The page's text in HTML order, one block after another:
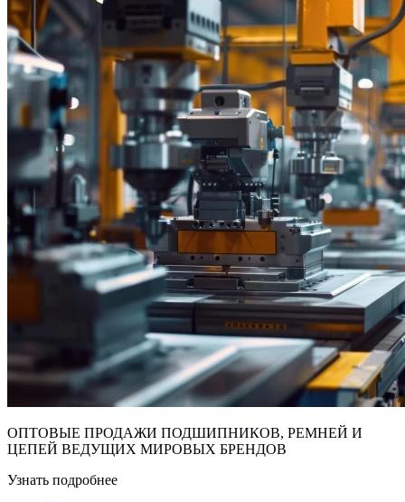
ОПТОВЫЕ ПРОДАЖИ ПОДШИПНИКОВ, РЕМНЕЙ И
ЦЕПЕЙ ВЕДУЩИХ МИРОВЫХ БРЕНДОВ
Узнать подробнее